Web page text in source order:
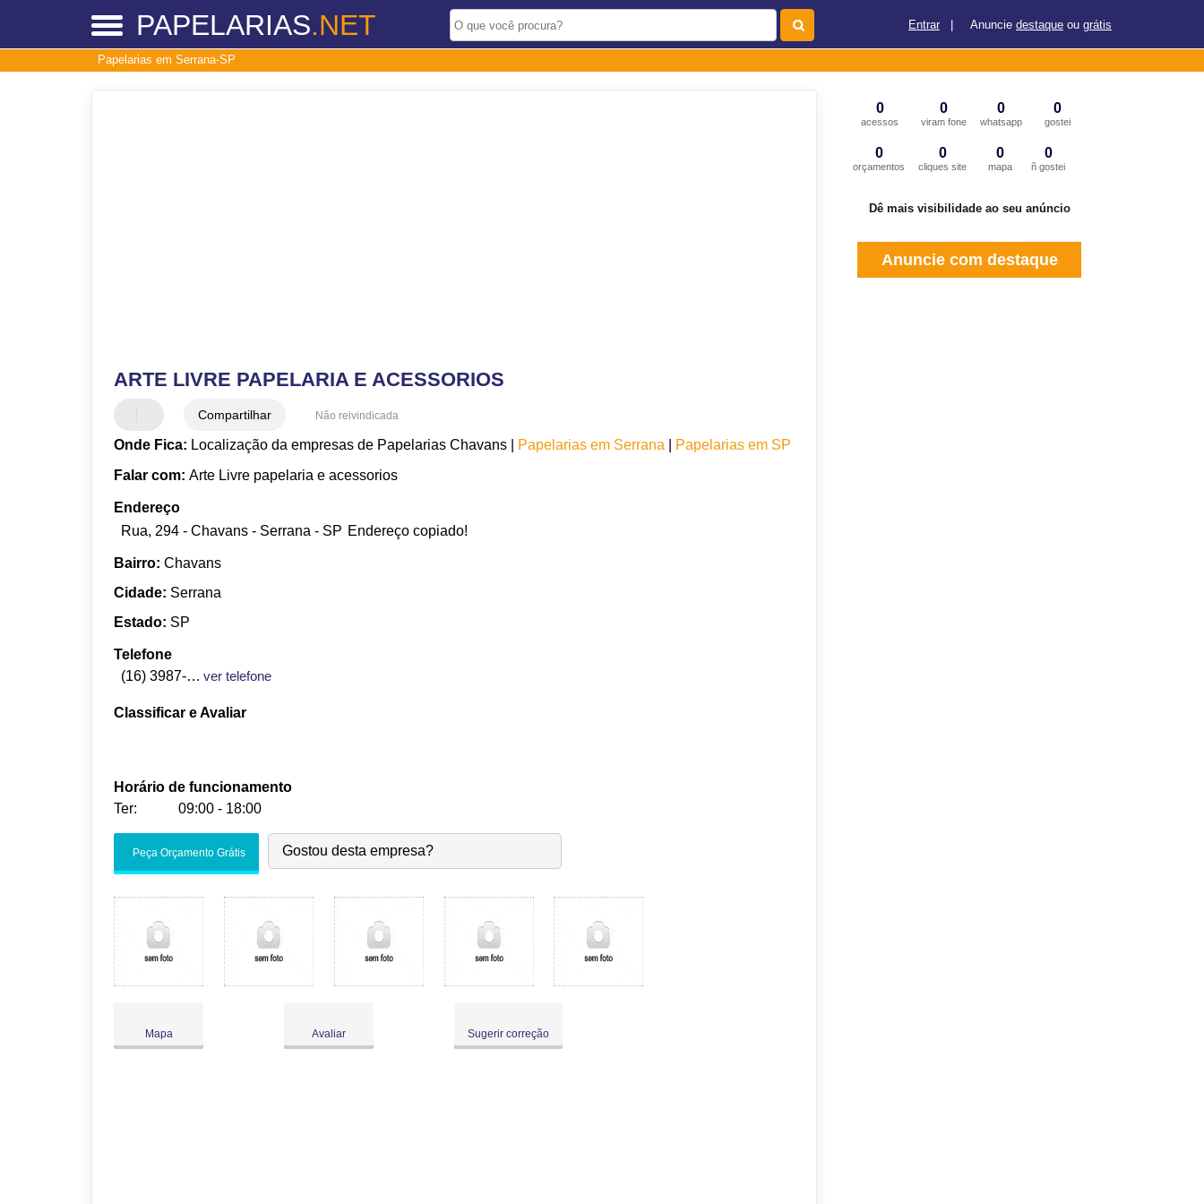
PAPELARIAS.NET Entrar Anuncie destaque ou grátis
Papelarias em Serrana-SP
ARTE LIVRE PAPELARIA E ACESSORIOS
Compartilhar Não reivindicada
Onde Fica: Localização da empresas de Papelarias Chavans | Papelarias em Serrana
Papelarias em SP
Falar com: Arte Livre papelaria e acessorios
Endereço
Rua, 294 - Chavans - Serrana - SP Endereço copiado!
Bairro: Chavans
Cidade: Serrana
Estado: SP
Telefone
(16) 3987-5758
ver telefone
Classificar e Avaliar
Horário de funcionamento
Ter:
09:00 - 18:00
09:00 -
Sex:
- 18:00
Sáb:
Fechado
Fechado
Peça Orçamento Grátis Gostou desta empresa?
Mapa Avaliar Sugerir correção
0
acessos
0
viram fone
0
whatsapp
0
gostei
0
orçamentos
0
cliques site
0
mapa
0
ñ gostei
Dê mais visibilidade ao seu anúncio
Anuncie com destaque